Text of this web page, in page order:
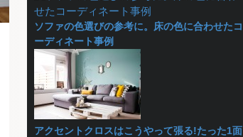
ソファの色選びの参考に。床の色に合わせたコ
ーディネート事例
アクセントクロスはこうやって張る!たった1面